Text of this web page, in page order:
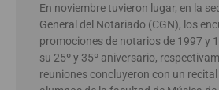
En noviembre tuvieron lugar, en la
General del Notariado (CGN), los
promociones de notarios de 1997 y
su 25º y 35º aniversario,
reuniones concluyeron con un